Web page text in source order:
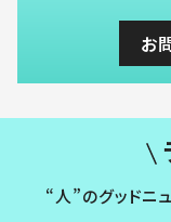
お
“人”のグッドニ